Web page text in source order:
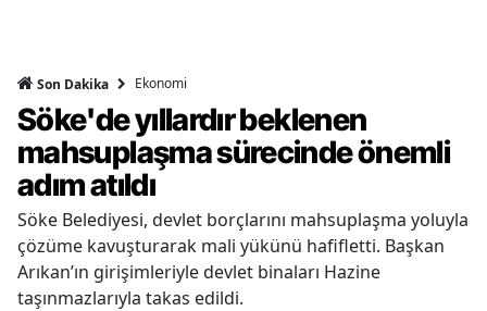
Son Dakika Ekonomi
Söke'de yıllardır beklenen
mahsuplaşma sürecinde önemli
adım atıldı
Söke Belediyesi, devlet borçlarını mahsuplaşma yoluyla
çözüme kavuşturarak mali yükünü hafifletti. Başkan
Arıkan’ın girişimleriyle devlet binaları Hazine
taşınmazlarıyla takas edildi.